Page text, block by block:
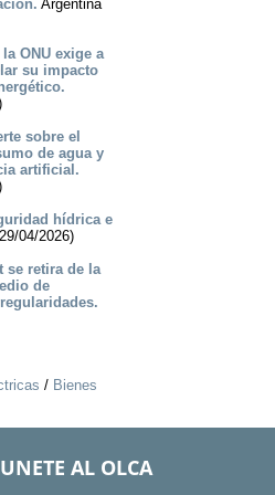
Argentina
ONU exige a
su impacto
sobre el
de agua y
artificial.
hídrica e
04/2026)
se retira de la
de
/ Bienes
UNETE AL OLCA